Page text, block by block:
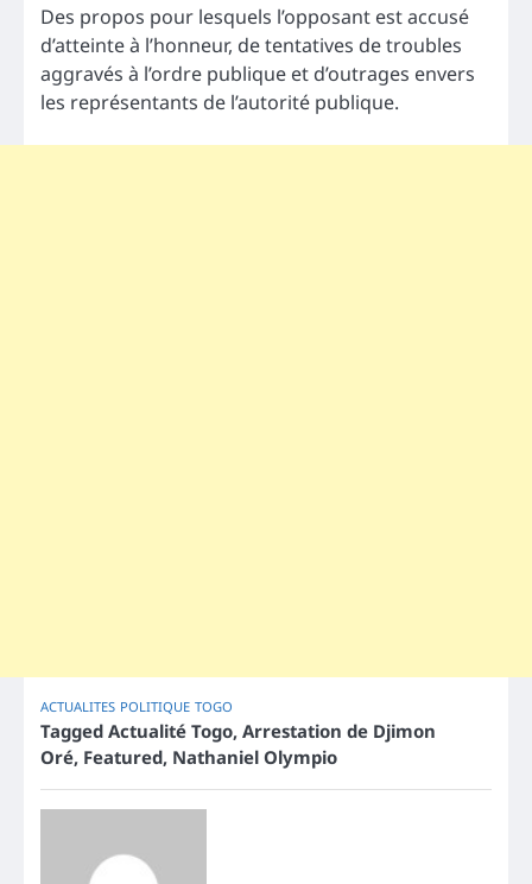
Des propos pour lesquels l’opposant est accusé
d’atteinte à l’honneur, de tentatives de troubles
aggravés à l’ordre publique et d’outrages envers
les représentants de l’autorité publique.
ACTUALITES POLITIQUE TOGO
Tagged Actualité Togo, Arrestation de Djimon
Oré, Featured, Nathaniel Olympio